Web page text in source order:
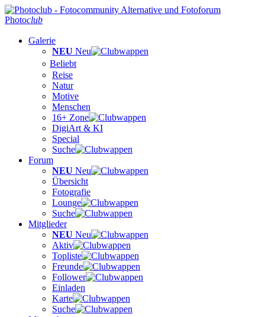
Photoclub
Galerie
NEU Neu
Beliebt
Reise
Natur
Motive
Menschen
16+ Zone
DigiArt & KI
Special
Suche
Forum
NEU Neu
Übersicht
Fotografie
Lounge
Suche
Mitglieder
NEU Neu
Aktiv
Topliste
Freunde
Follower
Einladen
Karte
Suche